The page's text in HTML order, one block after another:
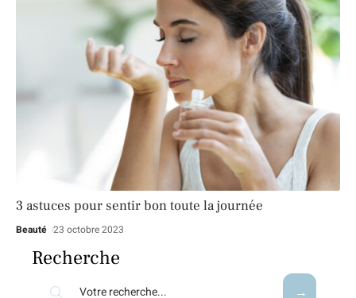
3 astuces pour sentir bon toute la journée
Beauté 23 octobre 2023
Recherche